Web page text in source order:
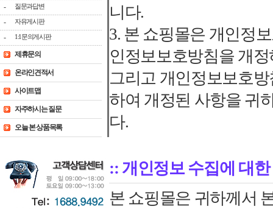
- 질문과답변
- 자유게시판
- 1:1문의게시판
제휴문의
온라인견적서
사이트맵
자주하시는 질문
오늘 본 상품목록
니다.
3. 본 쇼핑몰은 개인정
인정보보호방침을 개
그리고 개인정보보호
하여 개정된 사항을 귀
다.
:: 개인정보 수집에 대
본 쇼핑몰은 귀하께서